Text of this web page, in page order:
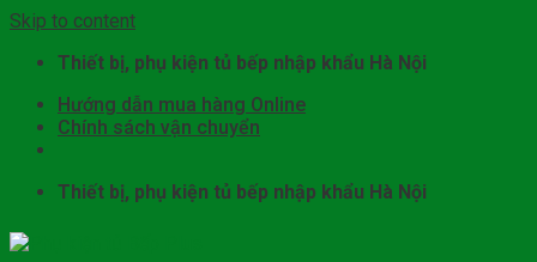
Skip to content
Thiết bị, phụ kiện tủ bếp nhập khẩu Hà Nội
Hướng dẫn mua hàng Online
Chính sách vận chuyển
Thiết bị, phụ kiện tủ bếp nhập khẩu Hà Nội